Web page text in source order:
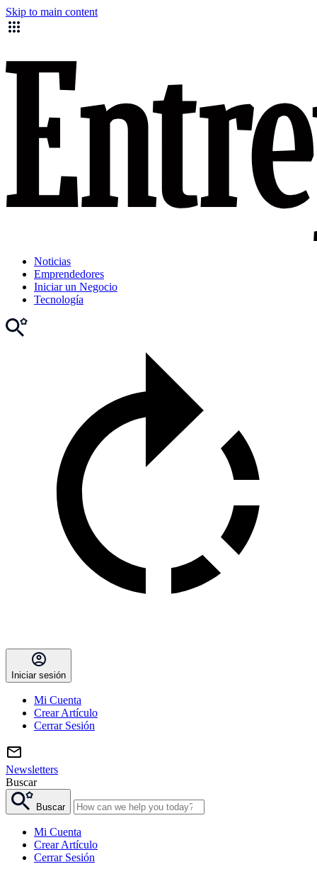
Skip to main content
Noticias
Emprendedores
Iniciar un Negocio
Tecnología
Iniciar sesión
Mi Cuenta
Crear Artículo
Cerrar Sesión
Newsletters
Buscar
Buscar
Mi Cuenta
Crear Artículo
Cerrar Sesión